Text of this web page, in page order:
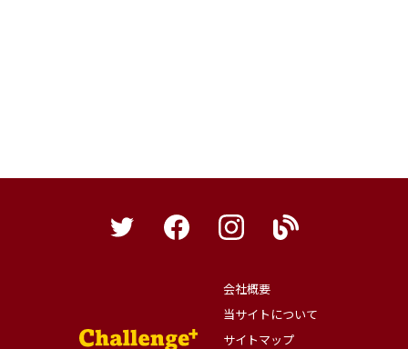
会社概要
当サイトについて
サイトマップ